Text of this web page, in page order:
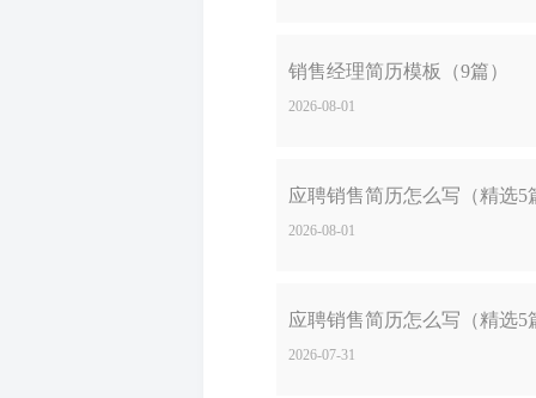
销售经理简历模板（9篇）
2026-08-01
应聘销售简历怎么写（精选5
2026-08-01
应聘销售简历怎么写（精选5
2026-07-31